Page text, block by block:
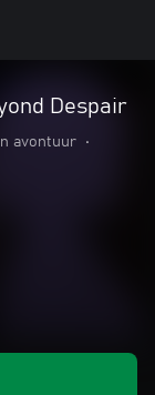
Despair
avontuur
•